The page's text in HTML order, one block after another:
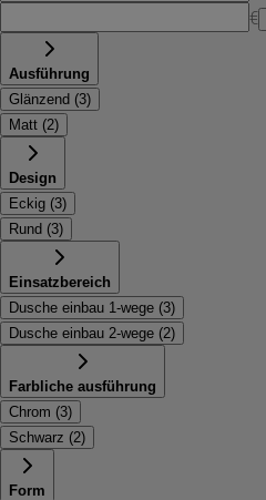
€
Ausführung
Glänzend (3)
Matt (2)
Design
Eckig (3)
Rund (3)
Einsatzbereich
Dusche einbau 1-wege (3)
Dusche einbau 2-wege (2)
Farbliche ausführung
Chrom (3)
Schwarz (2)
Form